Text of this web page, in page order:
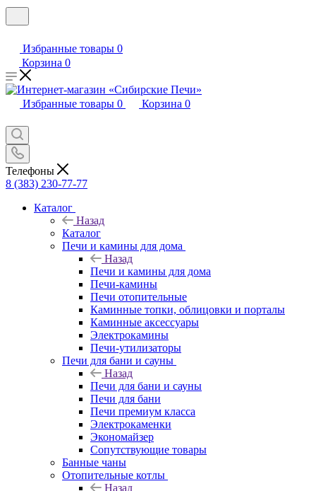
Избранные товары 0
Корзина 0
Избранные товары 0 Корзина 0
Телефоны
8 (383) 230-77-77
Каталог
Назад
Каталог
Печи и камины для дома
Назад
Печи и камины для дома
Печи-камины
Печи отопительные
Каминные топки, облицовки и порталы
Каминные аксессуары
Электрокамины
Печи-утилизаторы
Печи для бани и сауны
Назад
Печи для бани и сауны
Печи для бани
Печи премиум класса
Электрокаменки
Экономайзер
Сопутствующие товары
Банные чаны
Отопительные котлы
Назад